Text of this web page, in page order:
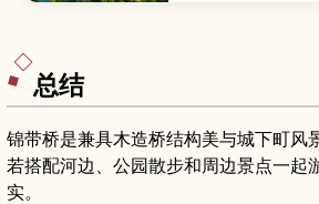
总结
锦带桥是兼具木造桥结构美与城下町风
若搭配河边、公园散步和周边景点一起
实。